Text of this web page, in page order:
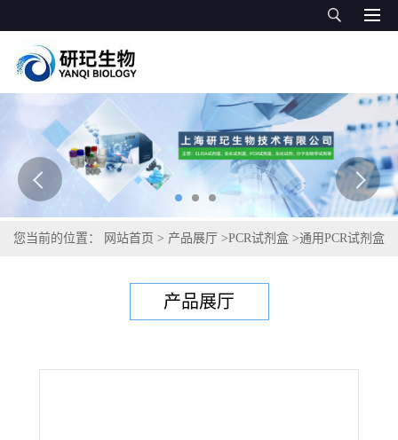
您当前的位置： 网站首页 > 产品展厅 >PCR试剂盒 >通用PCR试剂盒
产品展厅